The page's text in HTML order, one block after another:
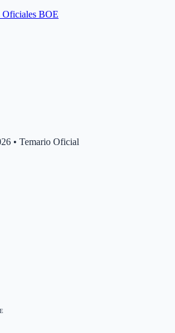
Oficiales BOE
• Temario Oficial